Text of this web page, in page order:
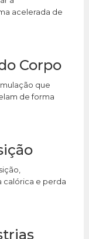
acelerada de
Corpo
que
de forma
calórica e perda